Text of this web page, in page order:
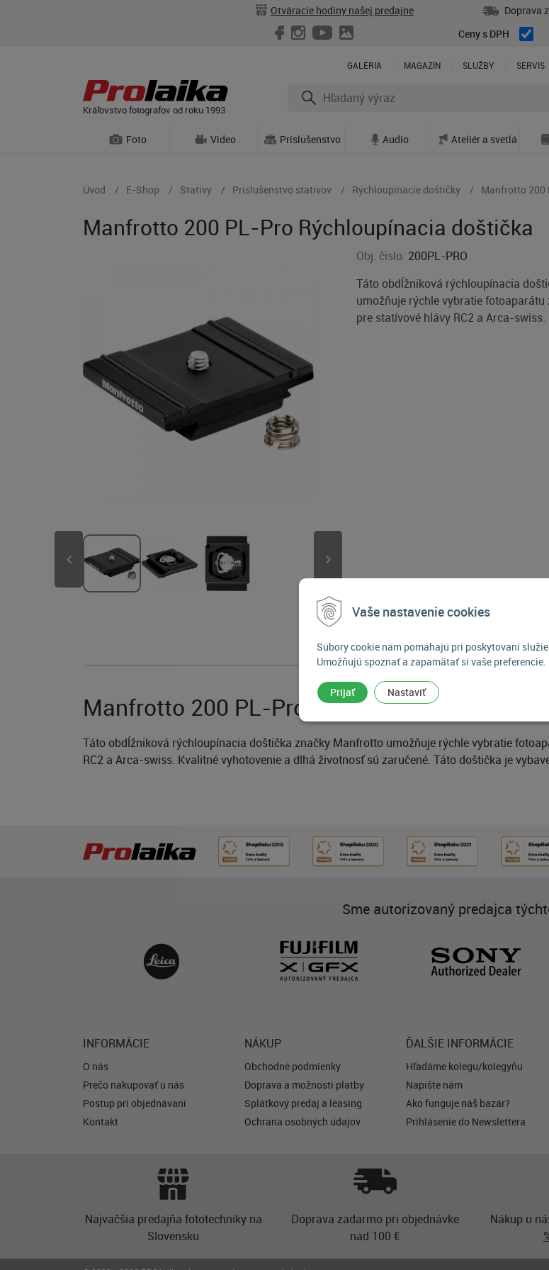
Vaše nastavenie cookies
Súbory cookie nám pomáhajú pri poskytovaní
Umožňujú spoznať a zapamätať si vaše preferencie.
Prijať Nastaviť
Otváracie hodiny našej predajne
Doprava
Ceny s DPH
GALÉRIA MAGAZÍN SLUŽBY SERVIS
Kráľovstvo fotografov od roku 1993
Foto Video Príslušenstvo Audio Ateliér a svetlá
Úvod E-Shop Statívy Príslušenstvo statívov Rýchloupínacie doštičky Manfrotto 200
Manfrotto 200 PL-Pro Rýchloupínacia doštička
Obj. čislo: 200PL-PRO
Táto obdĺžniková rýchloupínacia
umožňuje rýchle vybratie fotoaparátu
pre statívové hlávy RC2 a Arca-swiss.
POPIS PRODUKTU
Manfrotto 200 PL-Pro Rýchloupínacia doštička
Táto obdĺžniková rýchloupínacia doštička značky Manfrotto umožňuje rýchle vybratie
RC2 a Arca-swiss. Kvalitné vyhotovenie a dlhá životnosť sú zaručené. Táto doštička je
Sme autorizovaný predajca
INFORMÁCIE
O nás
Prečo nakupovať u nás
Postup pri objednávaní
Kontakt
NÁKUP
Obchodné podmienky
Doprava a možnosti platby
Splátkový predaj a leasing
Ochrana osobných údajov
ĎALŠIE INFORMÁCIE
Hľadáme kolegu/kolegyňu
Napíšte nám
Ako funguje náš bazár?
Prihlásenie do Newslettera
Najvačšia predajňa fototechniky na
Slovensku
Doprava zadarmo pri objednávke
nad 100 €
Nákup u